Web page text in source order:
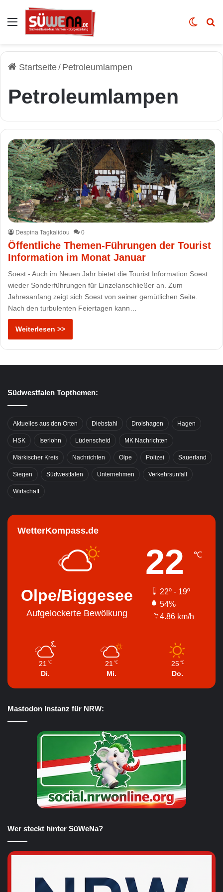
Auswahl Skin
Startseite/ Petroleumlampen
Petroleumlampen
Despina Tagkalidou 0
Öffentliche Themen-Führungen der Tourist
Information im Monat Januar
Soest - Auch im Neuen Jahr bietet die Tourist Information Soest
wieder Sonderführungen für Einzelanschließer an. Zum
Jahresanfang zeigt sich Soest von seiner gemütlichen Seite.
Nach den turbulenten Feiertagen kann…
Weiterlesen >>
Südwestfalen Topthemen:
Aktuelles aus den Orten Diebstahl Drolshagen Hagen
HSK Iserlohn Lüdenscheid MK Nachrichten
Märkischer Kreis Nachrichten Olpe Polizei Sauerland
Siegen Südwestfalen Unternehmen Verkehrsunfall
Wirtschaft
WetterKompass.de
Olpe/Biggesee
Aufgelockerte Bewölkung
22 ℃
22º - 19º
54%
4.86 km/h
21 ℃
Di.
21 ℃
Mi.
25 ℃
Do.
Mastodon Instanz für NRW:
Wer steckt hinter SüWeNa?